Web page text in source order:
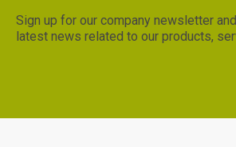
Sign up for our company newsletter
latest news related to our products,